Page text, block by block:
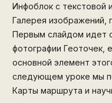
Инфоблок с текстовой
Галерея изображений,
Первым слайдом идет
фотографии Геоточек,
основной элемент
следующем уроке мы
Карты маршрута и